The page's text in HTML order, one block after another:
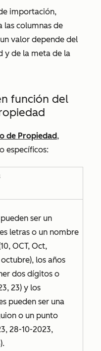
importación,
las columnas de
valor depende del
y de la meta de la
función del
de Propiedad,
específicos:
ser un
letras o un nombre
OCT, Oct,
octubre), los años
dos dígitos o
23) y los
pueden ser una
o un punto
28-10-2023,